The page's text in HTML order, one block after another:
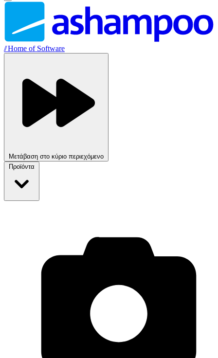
//Home of Software
Μετάβαση στο κύριο περιεχόμενο
Προϊόντα